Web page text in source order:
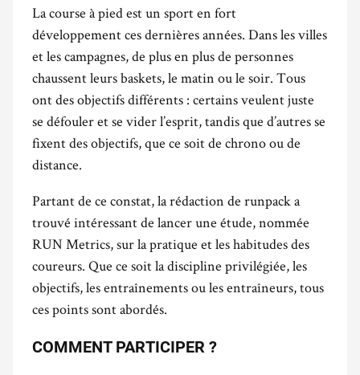
La course à pied est un sport en fort
développement ces dernières années. Dans les villes
et les campagnes, de plus en plus de personnes
chaussent leurs baskets, le matin ou le soir. Tous
ont des objectifs différents : certains veulent juste
se défouler et se vider l’esprit, tandis que d’autres se
fixent des objectifs, que ce soit de chrono ou de
distance.
Partant de ce constat, la rédaction de runpack a
trouvé intéressant de lancer une étude, nommée
RUN Metrics, sur la pratique et les habitudes des
coureurs. Que ce soit la discipline privilégiée, les
objectifs, les entraînements ou les entraîneurs, tous
ces points sont abordés.
COMMENT PARTICIPER ?